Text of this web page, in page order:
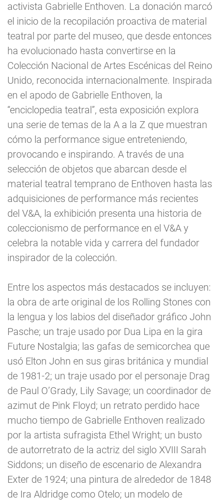
activista Gabrielle Enthoven. La donación marcó
el inicio de la recopilación proactiva de material
teatral por parte del museo, que desde entonces
ha evolucionado hasta convertirse en la
Colección Nacional de Artes Escénicas del Reino
Unido, reconocida internacionalmente. Inspirada
en el apodo de Gabrielle Enthoven, la
“enciclopedia teatral”, esta exposición explora
una serie de temas de la A a la Z que muestran
cómo la performance sigue entreteniendo,
provocando e inspirando. A través de una
selección de objetos que abarcan desde el
material teatral temprano de Enthoven hasta las
adquisiciones de performance más recientes
del V&A, la exhibición presenta una historia de
coleccionismo de performance en el V&A y
celebra la notable vida y carrera del fundador
inspirador de la colección.
Entre los aspectos más destacados se incluyen:
la obra de arte original de los Rolling Stones con
la lengua y los labios del diseñador gráfico John
Pasche; un traje usado por Dua Lipa en la gira
Future Nostalgia; las gafas de semicorchea que
usó Elton John en sus giras británica y mundial
de 1981-2; un traje usado por el personaje Drag
de Paul O’Grady, Lily Savage; un coordinador de
azimut de Pink Floyd; un retrato perdido hace
mucho tiempo de Gabrielle Enthoven realizado
por la artista sufragista Ethel Wright; un busto
de autorretrato de la actriz del siglo XVIII Sarah
Siddons; un diseño de escenario de Alexandra
Exter de 1924; una pintura de alrededor de 1848
de Ira Aldridge como Otelo; un modelo de